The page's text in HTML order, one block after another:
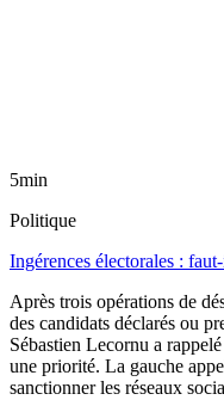
5min
Politique
Ingérences électorales :
Après trois opérations de
des candidats déclarés ou
Sébastien Lecornu a
une priorité. La gauche
sanctionner les réseaux